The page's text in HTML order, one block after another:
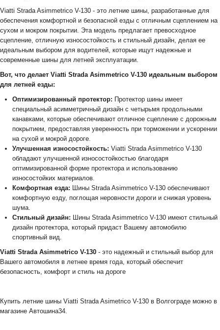
Viatti Strada Asimmetriсo V-130 - это летние шины, разработанные для
обеспечения комфортной и безопасной езды с отличным сцеплением на
сухом и мокром покрытии. Эта модель предлагает превосходное
сцепление, отличную износостойкость и стильный дизайн, делая ее
идеальным выбором для водителей, которые ищут надежные и
современные шины для летней эксплуатации.
Вот, что делает Viatti Strada Asimmetriсo V-130 идеальным выбором
для летней езды:
Оптимизированный протектор: Протектор шины имеет
специальный асимметричный дизайн с четырьмя продольными
канавками, которые обеспечивают отличное сцепление с дорожным
покрытием, предоставляя уверенность при торможении и ускорении
на сухой и мокрой дороге.
Улучшенная износостойкость: Viatti Strada Asimmetriсo V-130
обладают улучшенной износостойкостью благодаря
оптимизированной форме протектора и использованию
износостойких материалов.
Комфортная езда: Шины Strada Asimmetriсo V-130 обеспечивают
комфортную езду, поглощая неровности дороги и снижая уровень
шума.
Стильный дизайн: Шины Strada Asimmetriсo V-130 имеют стильный
дизайн протектора, который придаст Вашему автомобилю
спортивный вид.
Viatti Strada Asimmetriсo V-130 - это надежный и стильный выбор для
Вашего автомобиля в летнее время года, который обеспечит
безопасность, комфорт и стиль на дороге
Купить летние шины Viatti Strada Asimetrico V-130 в Волгограде можно в
магазине Автошина34.